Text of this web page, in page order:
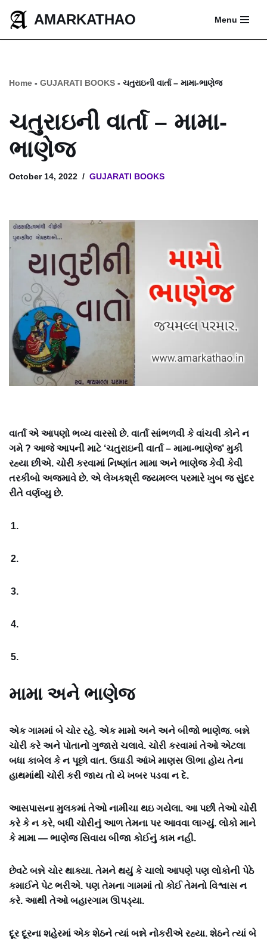
Skip
AMARKATHAO Menu
Home - GUJARATI BOOKS - ચતુરાઇની વાર્તા – મામા-ભાણેજ
ચતુરાઇની વાર્તા – મામા-
ભાણેજ
October 14, 2022 GUJARATI BOOKS
વાર્તા એ આપણો ભવ્ય વારસો છે. વાર્તા સાંભળવી કે વાંચવી કોને ન
ગમે ? આજે આપની માટે ‘ચતુરાઇની વાર્તા – મામા-ભાણેજ’ મુકી
રહ્યા છીએ. ચોરી કરવામાં નિષ્ણાંત મામા અને ભાણેજ કેવી કેવી
તરકીબો અજમાવે છે. એ લેખકશ્રી જયમલ્લ પરમારે ખુબ જ સુંદર
રીતે વર્ણવ્યુ છે.
મામા અને ભાણેજ
એક ગામમાં બે ચોર રહે. એક મામો અને અને બીજો ભાણેજ. બન્ને
ચોરી કરે અને પોતાનો ગુજારો ચલાવે. ચોરી કરવામાં તેઓ એટલા
બધા કાબેલ કે ન પૂછો વાત. ઉઘાડી આંખે માણસ ઊભા હોય તેના
હાથમાંથી ચોરી કરી જાય તો યે ખબર પડવા ન દે.
આસપાસના મુલકમાં તેઓ નામીચા થઇ ગયેલા. આ પછી તેઓ ચોરી
કરે કે ન કરે, બધી ચોરીનું આળ તેમના પર આવવા લાગ્યું. લોકો માને
કે મામા — ભાણેજ સિવાય બીજા કોઈનું કામ નહી.
છેવટે બન્ને ચોર થાક્યા. તેમને થયું કે ચાલો આપણે પણ લોકોની પેઠે
કમાઈને પેટ ભરીએ. પણ તેમના ગામમાં તો કોઈ તેમનો વિશ્વાસ ન
કરે. આથી તેઓ બહારગામ ઊપડ્યા.
દૂર દૂરના શહેરમાં એક શેઠને ત્યાં બન્ને નોકરીએ રહ્યા. શેઠને ત્યાં બે